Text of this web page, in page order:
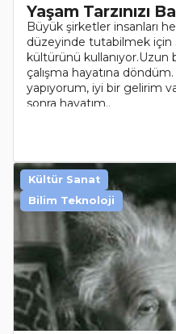
Yaşam Tarzınızı
Büyük şirketler insanları
düzeyinde tutabilmek için
kültürünü kullanıyor.Uzun
çalışma hayatına
yapıyorum, iyi bir gelirim
sonra hayatım..
Kültür Sanat
Bilim Teknoloji